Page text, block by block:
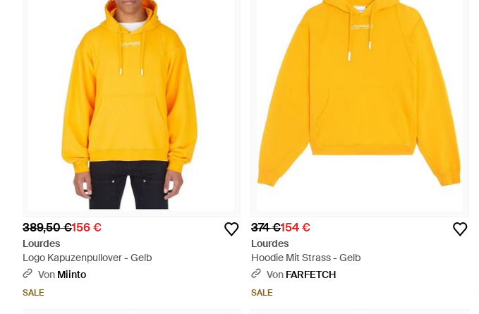
389,50 €156 €
Lourdes
Logo Kapuzenpullover - Gelb
Von Miinto
SALE
374 €154 €
Lourdes
Hoodie Mit Strass - Gelb
Von FARFETCH
SALE